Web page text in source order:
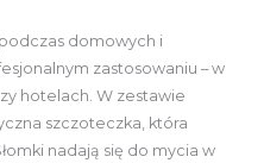
domowych i
zastosowaniu – w
hotelach. W zestawie
szczoteczka, która
nadają się do mycia w